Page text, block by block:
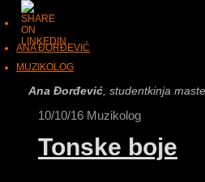
ANA ĐORĐEVIĆ
MUZIKOLOG
Ana Đorđević , studentkinja
10/10/16 Muzikolog
Tonske boje